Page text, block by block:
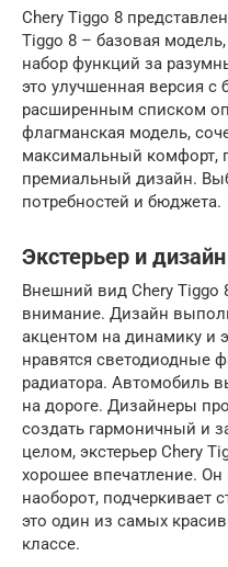
Chery Tiggo 8
Tiggo 8 – базовая
набор функций за
это улучшенная версия
расширенным списком
флагманская модель,
максимальный комфорт,
премиальный дизайн.
потребностей и бюджета.
Экстерьер и дизайн
Внешний вид Chery Tiggo
внимание. Дизайн
акцентом на динамику и
нравятся светодиодные
радиатора. Автомобиль
на дороге. Дизайнеры
создать гармоничный и
целом, экстерьер Chery
хорошее впечатление.
наоборот, подчеркивает
это один из самых
классе.